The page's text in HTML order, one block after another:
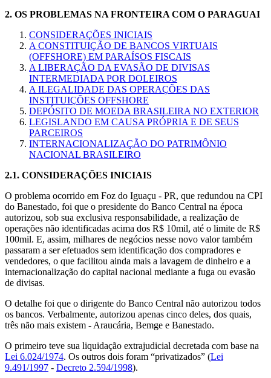
2. OS PROBLEMAS NA FRONTEIRA COM O PARAGUAI
CONSIDERAÇÕES INICIAIS
A CONSTITUIÇÃO DE BANCOS VIRTUAIS
(OFFSHORE) EM PARAÍSOS FISCAIS
A LIBERAÇÃO DA EVASÃO DE DIVISAS
INTERMEDIADA POR DOLEIROS
A ILEGALIDADE DAS OPERAÇÕES DAS
INSTITUIÇÕES OFFSHORE
DEPÓSITO DE MOEDA BRASILEIRA NO EXTERIOR
LEGISLANDO EM CAUSA PRÓPRIA E DE SEUS
PARCEIROS
INTERNACIONALIZAÇÃO DO PATRIMÔNIO
NACIONAL BRASILEIRO
2.1. CONSIDERAÇÕES INICIAIS
O problema ocorrido em Foz do Iguaçu - PR, que redundou na CPI
do Banestado, foi que o presidente do Banco Central na época
autorizou, sob sua exclusiva responsabilidade, a realização de
operações não identificadas acima dos R$ 10mil, até o limite de R$
100mil. E, assim, milhares de negócios nesse novo valor também
passaram a ser efetuados sem identificação dos compradores e
vendedores, o que facilitou ainda mais a lavagem de dinheiro e a
internacionalização do capital nacional mediante a fuga ou evasão
de divisas.
O detalhe foi que o dirigente do Banco Central não autorizou todos
os bancos. Verbalmente, autorizou apenas cinco deles, dos quais,
três não mais existem - Araucária, Bemge e Banestado.
O primeiro teve sua liquidação extrajudicial decretada com base na
Lei 6.024/1974. Os outros dois foram “privatizados” (Lei
9.491/1997 - Decreto 2.594/1998).